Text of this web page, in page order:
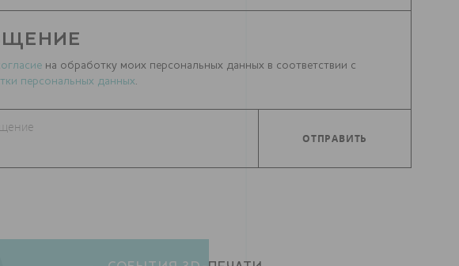
на обработку моих персональных данных в соответствии с
персональных данных.